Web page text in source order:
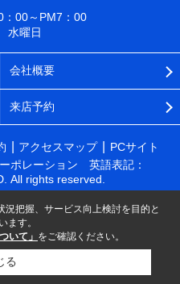
：00～PM7：00
水曜日
会社概要
来店予約
アクセスマップ
PCサイト
ポレーション 英語表記：
All rights reserved.
把握、サービス向上検討を目的と
ます。
いて」 をご確認ください。
る